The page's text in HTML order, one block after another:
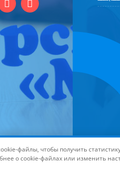
технологий и
файлы, чтобы получить
о cookie-файлах или изменить